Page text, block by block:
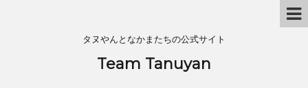
タヌやんとなかまたちの公式サイト
Team Tanuyan